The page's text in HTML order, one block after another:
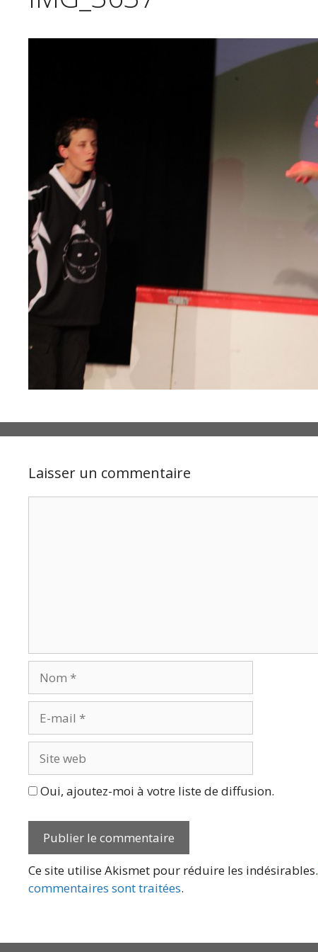
Laisser un commentaire
mail
web
Oui, ajoutez-moi à votre liste de diffusion.
Ce site utilise Akismet pour réduire les indésirables.
commentaires sont traitées.